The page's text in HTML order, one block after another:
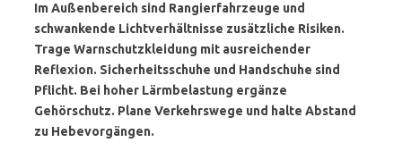
Im Außenbereich sind Rangierfahrzeuge und
schwankende Lichtverhältnisse zusätzliche Risiken.
Trage Warnschutzkleidung mit ausreichender
Reflexion. Sicherheitsschuhe und Handschuhe sind
Pflicht. Bei hoher Lärmbelastung ergänze
Gehörschutz. Plane Verkehrswege und halte Abstand
zu Hebevorgängen.